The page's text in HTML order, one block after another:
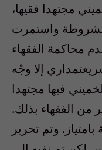
مجتهدا فقيها،
واستمرت
محاكمة الفقهاء
إلا وجّه
فيها مجتهدا
من الفقهاء بذلك.
وتم تحرير